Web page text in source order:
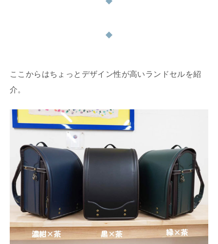
ここからはちょっとデザイン性が高いランドセルを紹
介。